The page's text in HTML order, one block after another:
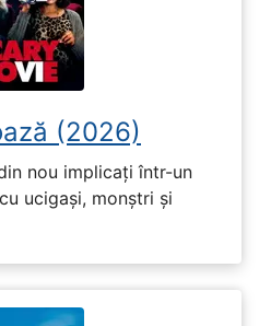
(2026)
nou implicați într-un
ucigași, monștri și